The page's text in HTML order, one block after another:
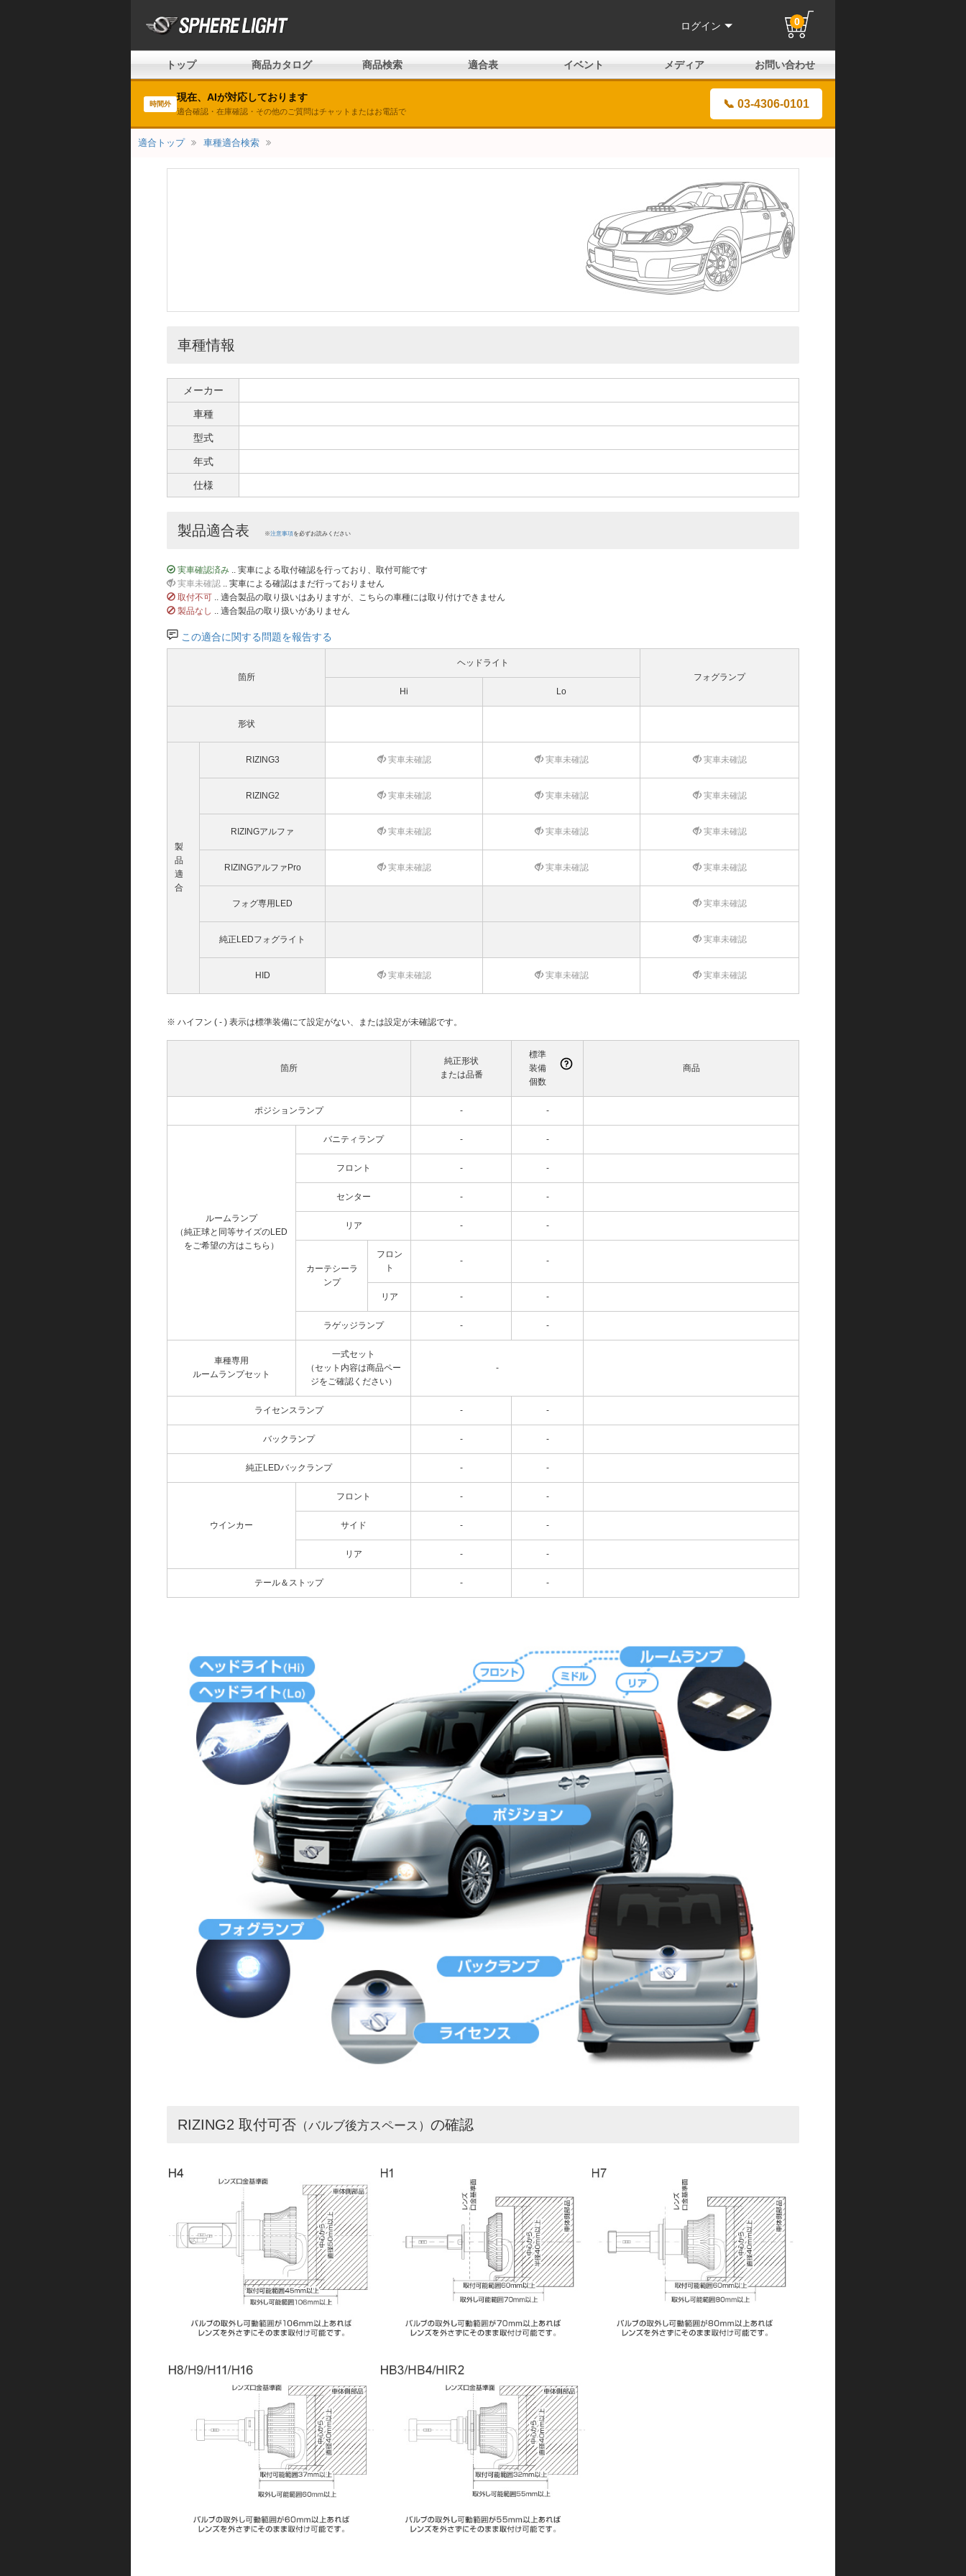
ログイン 0
トップ 商品カタログ 商品検索 適合表 イベント メディア お問い合わせ
時間外
現在、AIが対応しております
適合確認・在庫確認・その他のご質問はチャットまたはお電話で
📞 03-4306-0101
適合トップ 車種適合検索
車種情報
メーカー
車種
型式
年式
仕様
製品適合表 ※注意事項を必ずお読みください
実車確認済み .. 実車による取付確認を行っており、取付可能です
実車未確認 .. 実車による確認はまだ行っておりません
取付不可 .. 適合製品の取り扱いはありますが、こちらの車種には取り付けできません
製品なし .. 適合製品の取り扱いがありません
この適合に関する問題を報告する
箇所
ヘッドライト
フォグランプ
Hi
Lo
形状
製
品
適
合
RIZING3 実車未確認 実車未確認 実車未確認
RIZING2 実車未確認 実車未確認 実車未確認
RIZINGアルファ 実車未確認 実車未確認 実車未確認
RIZINGアルファPro 実車未確認 実車未確認 実車未確認
フォグ専用LED 実車未確認
純正LEDフォグライト 実車未確認
HID 実車未確認 実車未確認 実車未確認
※ ハイフン ( - ) 表示は標準装備にて設定がない、または設定が未確認です。
箇所
純正形状
または品番
標準
装備
個数
商品
ポジションランプ - -
ルームランプ
（純正球と同等サイズのLED
をご希望の方はこちら）
バニティランプ - -
フロント - -
センター - -
リア - -
カーテシーラ
ンプ
フロン
ト
- -
リア - -
ラゲッジランプ - -
車種専用
ルームランプセット
一式セット
（セット内容は商品ペー
ジをご確認ください）
-
ライセンスランプ - -
バックランプ - -
純正LEDバックランプ - -
ウインカー
フロント - -
サイド - -
リア - -
テール＆ストップ - -
RIZING2 取付可否 （バルブ後方スペース） の確認